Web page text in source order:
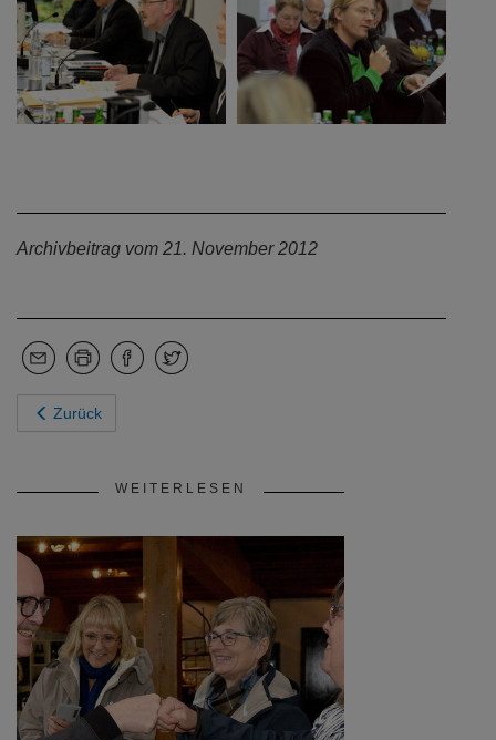
Archivbeitrag vom 21. November 2012
WEITERLESEN